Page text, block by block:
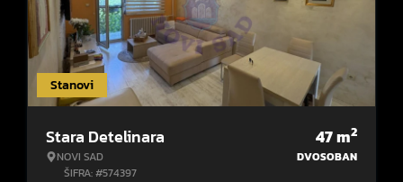
Stanovi
Stara Detelinara
NOVI SAD
ŠIFRA: #574397
47m2
DVOSOBAN